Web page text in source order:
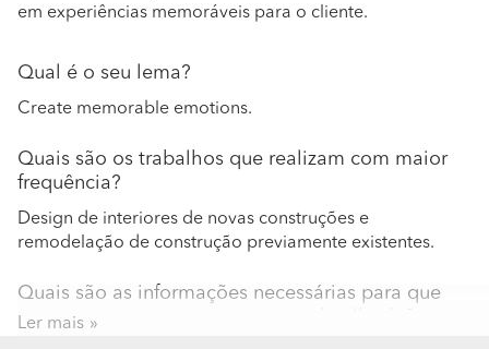
em experiências memoráveis para o cliente.
Qual é o seu lema?
Create memorable emotions.
Quais são os trabalhos que realizam com maior
frequência?
Design de interiores de novas construções e
remodelação de construção previamente existentes.
Quais são as informações necessárias para que
possa apresentar um orçamento detalhado?
Ler mais